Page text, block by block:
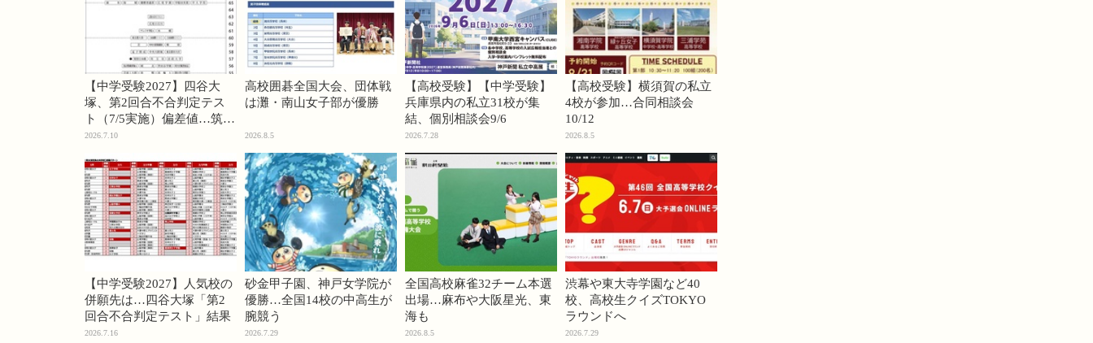
【中学受験2027】四谷大
塚、第2回合不合判定テス
ト（7/5実施）偏差値…筑駒
74・桜蔭70＜PR＞
2026.7.10
高校囲碁全国大会、団体戦
は灘・南山女子部が優勝
2026.8.5
【高校受験】【中学受験】
兵庫県内の私立31校が集
結、個別相談会9/6
2026.7.28
【高校受験】横須賀の私立
4校が参加…合同相談会
10/12
2026.8.5
【中学受験2027】人気校の
併願先は…四谷大塚「第2
回合不合判定テスト」結果
2026.7.16
砂金甲子園、神戸女学院が
優勝…全国14校の中高生が
腕競う
2026.7.29
全国高校麻雀32チーム本選
出場…麻布や大阪星光、東
海も
2026.8.5
渋幕や東大寺学園など40
校、高校生クイズTOKYO
ラウンドへ
2026.7.29